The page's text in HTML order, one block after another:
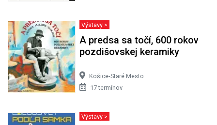
Výstavy >
A predsa sa točí, 600 rokov
pozdišovskej keramiky
Košice-Staré Mesto
17 termínov
Výstavy >